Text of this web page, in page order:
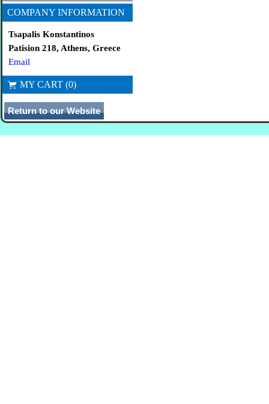
COMPANY INFORMATION
Tsapalis Konstantinos
Patision 218, Athens, Greece
Email
MY CART (0)